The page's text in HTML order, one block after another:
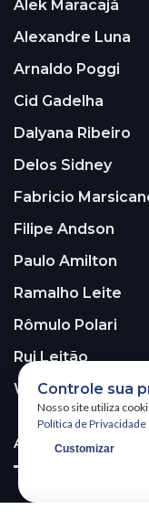
Alek Maracajá
Alexandre Luna
Arnaldo Poggi
Cid Gadelha
Dalyana Ribeiro
Delos Sidney
Fabricio
Filipe Andson
Paulo Amilton
Ramalho Leite
Rômulo Polari
Rui Leitão
Walter Santos
ASSINE A NOSSA
Controle sua
Nosso site utiliza
Política de Privacidade
Customizar